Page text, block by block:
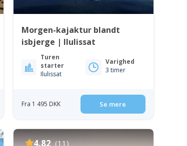
Morgen-kajaktur blandt
isbjerge | Ilulissat
Turen
starter
Ilulissat
Varighed
3 timer
Fra 1 495 DKK Se mere
4.82 (11)